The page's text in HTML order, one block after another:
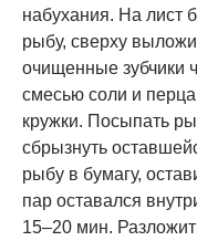
набухания. На лист
рыбу, сверху
очищенные зубчики
смесью соли и
кружки. Посыпать
сбрызнуть
рыбу в бумагу,
пар оставался
15–20 мин.